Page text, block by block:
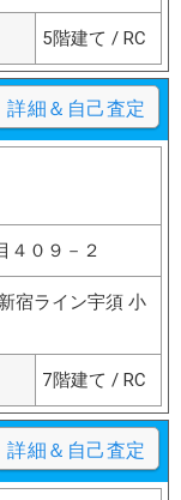
5階建て / RC
詳細＆自己査定
４０９－２
宿ライン宇須 小
7階建て / RC
詳細＆自己査定